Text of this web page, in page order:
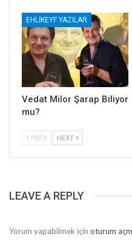
EHLIKEYF YAZILAR
Vedat Milor Şarap Biliyor
mu?
PREV NEXT
LEAVE A REPLY
Yorum yapabilmek için oturum